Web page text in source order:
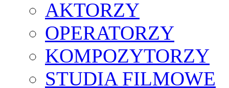
AKTORZY
OPERATORZY
KOMPOZYTORZY
STUDIA FILMOWE